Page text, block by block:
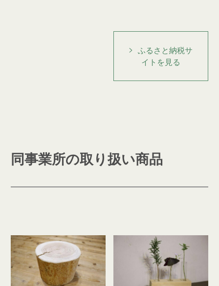
ふるさと納税サ
イトを見る
同事業所の取り扱い商品